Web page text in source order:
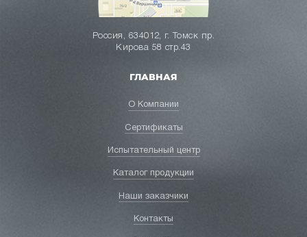
Россия, 634012, г. Томск пр.
Кирова 58 стр.43
ГЛАВНАЯ
О Компании
Сертификаты
Испытательный центр
Каталог продукции
Наши заказчики
Контакты